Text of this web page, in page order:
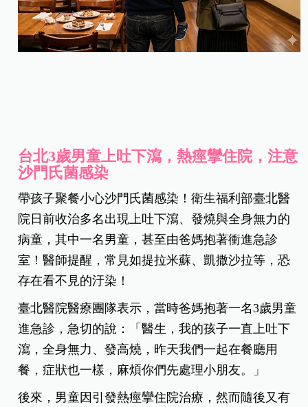
台北3歲男童上吐下瀉，熱痙攣住院，注意
沙門氏菌感染
帶孩子聚餐小心沙門氏菌感染！衛生福利部臺北醫
院日前收治多名出現上吐下瀉、發燒與全身無力的
病童，其中一名男童，甚至由爸媽抱著衝進急診
室！醫師提醒，常見如提拉米蘇、凱撒沙拉等，恐
存在看不見的汙染！
臺北醫院醫療團隊表示，當時爸媽抱著一名3歲男童
進急診，急切的說：「醫生，我的孩子一直上吐下
瀉，全身無力、發高燒，昨天我們一起在餐廳用
餐，症狀也一樣，麻煩你們先處理小朋友。」
後來，男童因引發熱痙攣住院治療，然而隨後又有